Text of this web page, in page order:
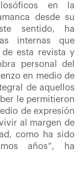
en la
desde su
sentido, ha
internas que
esta revista y
personal del
en medio de
de aquellos
le permitieron
de expresión
al margen de
como ha sido
años”, ha